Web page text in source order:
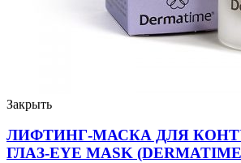
Закрыть
ЛИФТИНГ-МАСКА ДЛЯ
ГЛАЗ-EYE MASK